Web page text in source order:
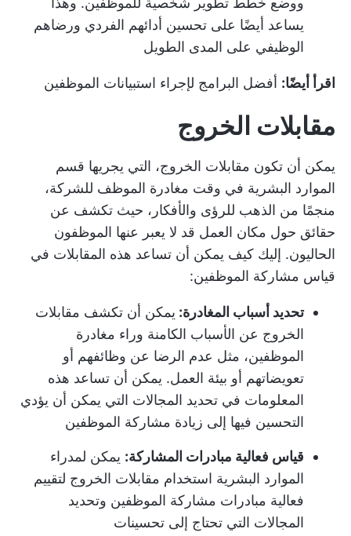
يساعد أيضًا على تحسين أدائهم الفردي ورضاهم
الوظيفي على المدى الطويل
اقرأ أيضًا: أفضل البرامج لإجراء استبيانات الموظفين
مقابلات الخروج
يمكن أن تكون مقابلات الخروج، التي يجريها قسم
الموارد البشرية في وقت مغادرة الموظف للشركة،
منجمًا من الذهب للرؤى والأفكار، حيث تكشف عن
حقائق حول مكان العمل قد لا يعبر عنها الموظفون
الحاليون. إليك كيف يمكن أن تساعد هذه المقابلات في
قياس مشاركة الموظفين:
تحديد أسباب المغادرة: يمكن أن تكشف مقابلات
الخروج عن الأسباب الكامنة وراء مغادرة
الموظفين، مثل عدم الرضا عن وظائفهم أو
تعويضاتهم أو بيئة العمل. يمكن أن تساعد هذه
المعلومات في تحديد المجالات التي يمكن أن يؤدي
التحسين فيها إلى زيادة مشاركة الموظفين
قياس فعالية مبادرات المشاركة: يمكن لمدراء
الموارد البشرية استخدام مقابلات الخروج لتقييم
فعالية مبادرات مشاركة الموظفين وتحديد
المجالات التي تحتاج إلى تحسينات